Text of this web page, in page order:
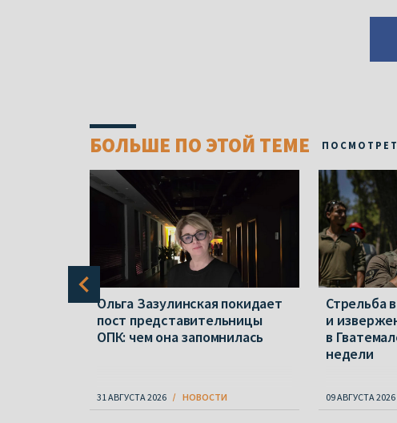
БОЛЬШЕ ПО ЭТОЙ ТЕМЕ
Ольга Зазулинская покидает
пост представительницы
ОПК: чем она запомнилась
31 АВГУСТА 2026 НОВОСТИ
Стрельба
и
в
недели
09 АВГУСТА 2026